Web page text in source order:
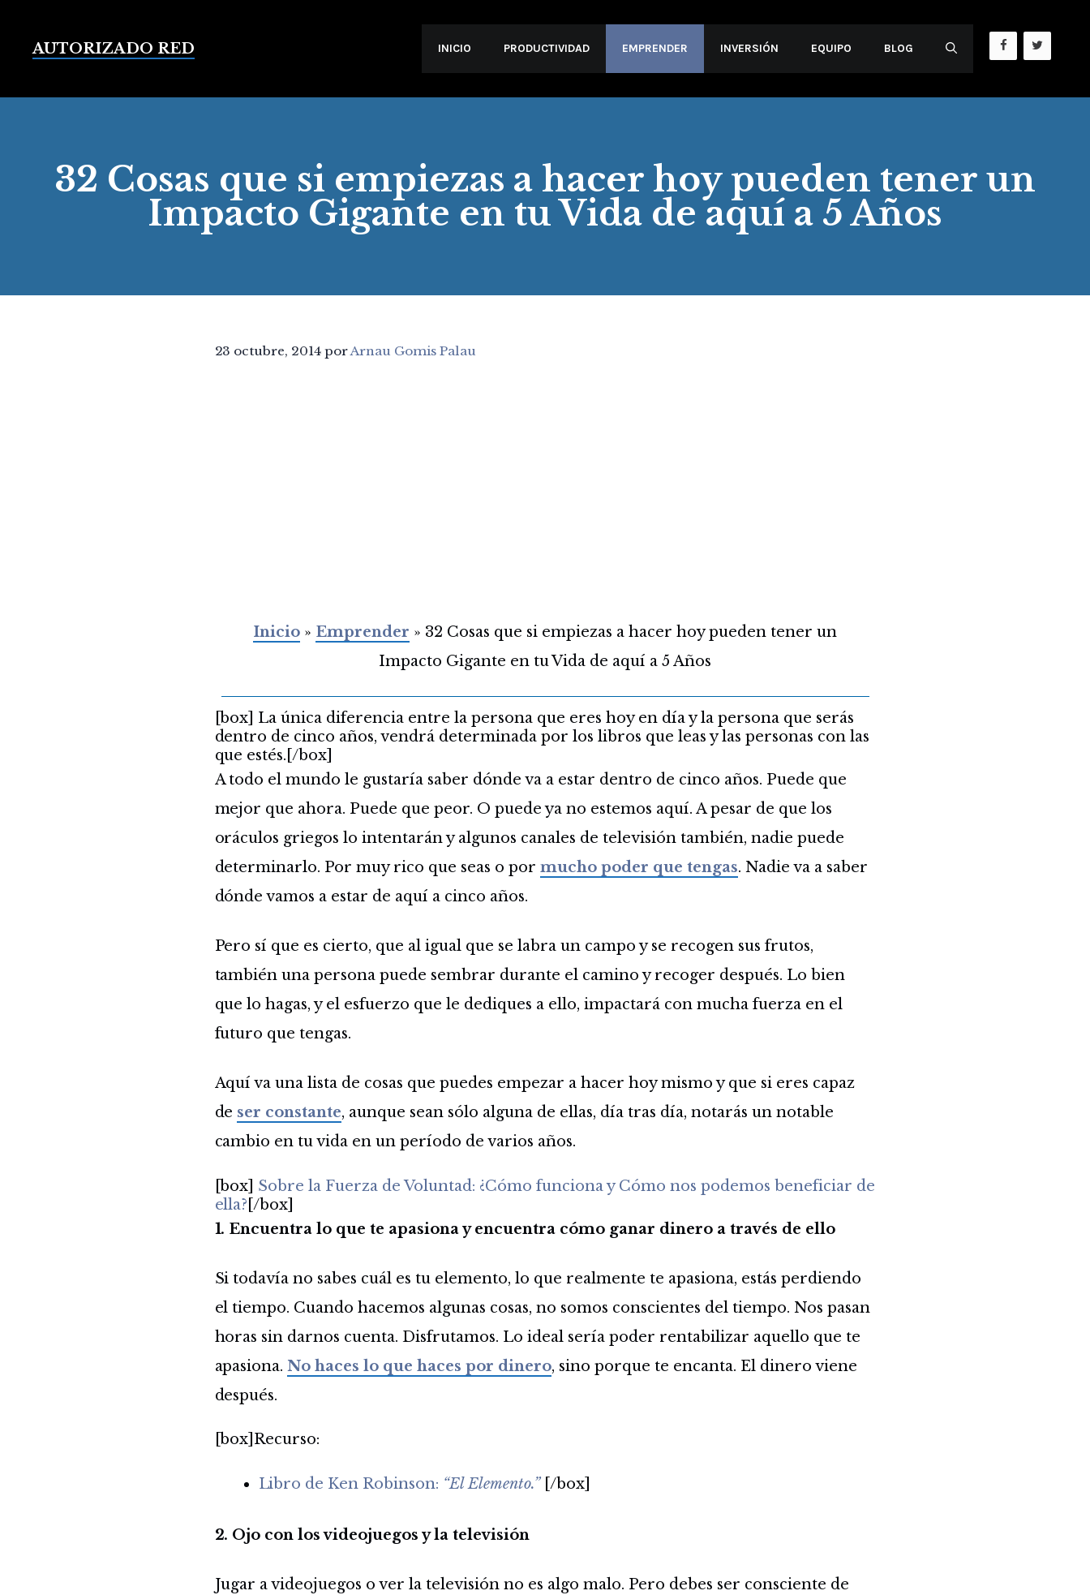
contenido
AUTORIZADO RED INICIO PRODUCTIVIDAD EMPRENDER INVERSIÓN EQUIPO BLOG
32 Cosas que si empiezas a hacer hoy pueden tener un
Impacto Gigante en tu Vida de aquí a 5 Años
23 octubre, 2014 por Arnau Gomis Palau
Inicio » Emprender » 32 Cosas que si empiezas a hacer hoy pueden tener un
Impacto Gigante en tu Vida de aquí a 5 Años
[box] La única diferencia entre la persona que eres hoy en día y la persona que serás
dentro de cinco años, vendrá determinada por los libros que leas y las personas con las
que estés.[/box]
A todo el mundo le gustaría saber dónde va a estar dentro de cinco años. Puede que
mejor que ahora. Puede que peor. O puede ya no estemos aquí. A pesar de que los
oráculos griegos lo intentarán y algunos canales de televisión también, nadie puede
determinarlo. Por muy rico que seas o pormucho poder que tengas. Nadie va a saber
dónde vamos a estar de aquí a cinco años.
Pero sí que es cierto, que al igual que se labra un campo y se recogen sus frutos,
también una persona puede sembrar durante el camino y recoger después. Lo bien
que lo hagas, y el esfuerzo que le dediques a ello, impactará con mucha fuerza en el
futuro que tengas.
Aquí va una lista de cosas que puedes empezar a hacer hoy mismo y que si eres capaz
de ser constante, aunque sean sólo alguna de ellas, día tras día, notarás un notable
cambio en tu vida en un período de varios años.
[box] Sobre la Fuerza de Voluntad: ¿Cómo funciona y Cómo nos podemos beneficiar de
ella? [/box]
1. Encuentra lo que te apasiona y encuentra cómo ganar dinero a través de ello
Si todavía no sabes cuál es tu elemento, lo que realmente te apasiona, estás perdiendo
el tiempo. Cuando hacemos algunas cosas, no somos conscientes del tiempo. Nos pasan
horas sin darnos cuenta. Disfrutamos. Lo ideal sería poder rentabilizar aquello que te
apasiona.No haces lo que haces por dinero, sino porque te encanta. El dinero viene
después.
[box]Recurso:
Libro de Ken Robinson: “El Elemento.”[/box]
2. Ojo con los videojuegos y la televisión
Jugar a videojuegos o ver la televisión no es algo malo. Pero debes ser consciente de